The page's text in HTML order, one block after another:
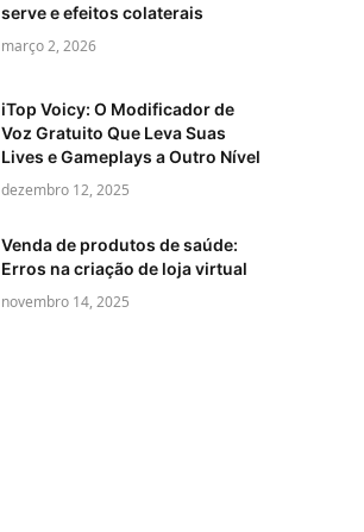
serve e efeitos colaterais
março 2, 2026
iTop Voicy: O Modificador de
Voz Gratuito Que Leva Suas
Lives e Gameplays a Outro Nível
dezembro 12, 2025
Venda de produtos de saúde:
Erros na criação de loja virtual
novembro 14, 2025